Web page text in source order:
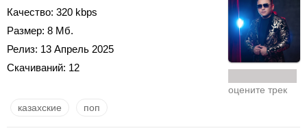
Качество: 320 kbps
Размер: 8 Мб.
Релиз: 13 Апрель 2025
Скачиваний: 12
оцените трек
казахские поп